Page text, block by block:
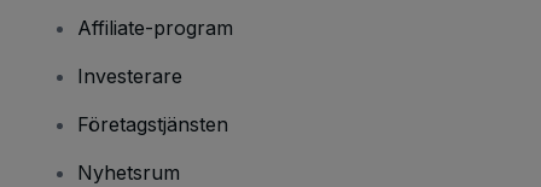
Affiliate-program
Investerare
Företagstjänsten
Nyhetsrum